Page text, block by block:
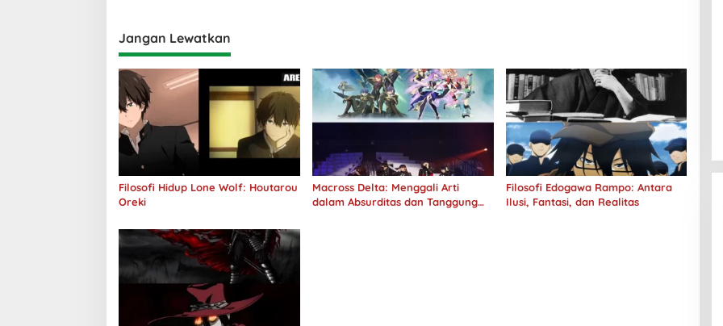
Jangan Lewatkan
Filosofi Hidup Lone Wolf: Houtarou
Oreki
Macross Delta: Menggali Arti
dalam Absurditas dan Tanggung
Filosofi Edogawa Rampo: Antara
Ilusi, Fantasi, dan Realitas